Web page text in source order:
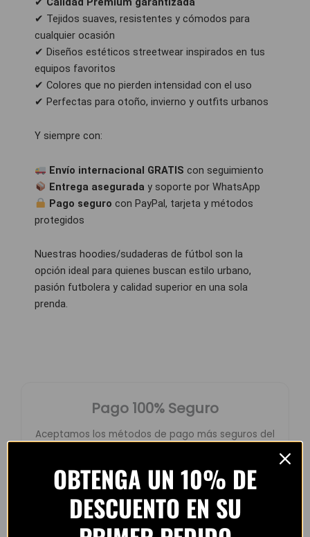
✔ Tejidos suaves, resistentes y cómodos para
cualquier ocasión
✔ Diseños estéticos streetwear inspirados en tus
equipos favoritos
✔ Colores que no pierden intensidad con el uso
✔ Perfectas para otoño, invierno y outfits urbanos
Y siempre con:
Envío internacional GRATIS con seguimiento
Entrega asegurada y soporte por WhatsApp
Pago seguro con PayPal, tarjeta y métodos
protegidos
Nuestras hoodies/sudaderas de fútbol son la
opción ideal para quienes buscan estilo urbano,
pasión futbolera y calidad superior en una sola
prenda.
Pago 100% Seguro
Aceptamos los métodos de pago más seguros del
Pay Pay
Compra protegida con cifrado SSL.
OBTENGA UN 10% DE
DESCUENTO EN SU